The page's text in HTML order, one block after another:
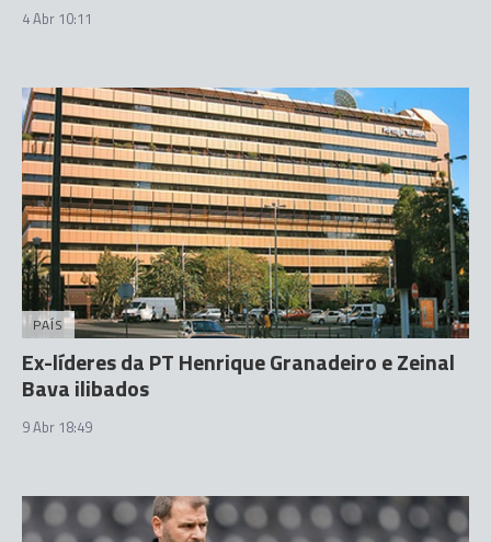
4 Abr 10:11
PAÍS
Ex-líderes da PT Henrique Granadeiro e Zeinal
Bava ilibados
9 Abr 18:49